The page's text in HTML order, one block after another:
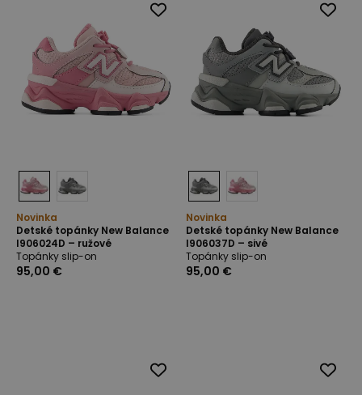
Novinka
Detské topánky New Balance
I906024D – ružové
Topánky slip-on
95,00 €
Novinka
Detské topánky New Balance
I906037D – sivé
Topánky slip-on
95,00 €